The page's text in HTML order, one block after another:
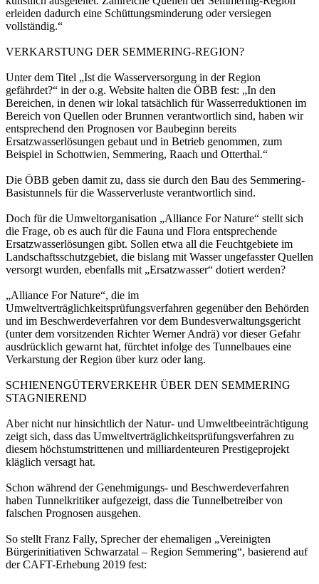
erleiden dadurch eine Schüttungsminderung oder versiegen
vollständig.“
VERKARSTUNG DER SEMMERING-REGION?
Unter dem Titel „Ist die Wasserversorgung in der Region
gefährdet?“ in der o.g. Website halten die ÖBB fest: „In den
Bereichen, in denen wir lokal tatsächlich für Wasserreduktionen im
Bereich von Quellen oder Brunnen verantwortlich sind, haben wir
entsprechend den Prognosen vor Baubeginn bereits
Ersatzwasserlösungen gebaut und in Betrieb genommen, zum
Beispiel in Schottwien, Semmering, Raach und Otterthal.“
Die ÖBB geben damit zu, dass sie durch den Bau des Semmering-
Basistunnels für die Wasserverluste verantwortlich sind.
Doch für die Umweltorganisation „Alliance For Nature“ stellt sich
die Frage, ob es auch für die Fauna und Flora entsprechende
Ersatzwasserlösungen gibt. Sollen etwa all die Feuchtgebiete im
Landschaftsschutzgebiet, die bislang mit Wasser ungefasster Quellen
versorgt wurden, ebenfalls mit „Ersatzwasser“ dotiert werden?
„Alliance For Nature“, die im
Umweltverträglichkeitsprüfungsverfahren gegenüber den Behörden
und im Beschwerdeverfahren vor dem Bundesverwaltungsgericht
(unter dem vorsitzenden Richter Werner Andrä) vor dieser Gefahr
ausdrücklich gewarnt hat, fürchtet infolge des Tunnelbaues eine
Verkarstung der Region über kurz oder lang.
SCHIENENGÜTERVERKEHR ÜBER DEN SEMMERING
STAGNIEREND
Aber nicht nur hinsichtlich der Natur- und Umweltbeeinträchtigung
zeigt sich, dass das Umweltverträglichkeitsprüfungsverfahren zu
diesem höchstumstrittenen und milliardenteuren Prestigeprojekt
kläglich versagt hat.
Schon während der Genehmigungs- und Beschwerdeverfahren
haben Tunnelkritiker aufgezeigt, dass die Tunnelbetreiber von
falschen Prognosen ausgehen.
So stellt Franz Fally, Sprecher der ehemaligen „Vereinigten
Bürgerinitiativen Schwarzatal – Region Semmering“, basierend auf
der CAFT-Erhebung 2019 fest: